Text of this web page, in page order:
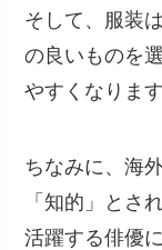
そして、服装
の良いものを
やすくなります
ちなみに、海
「知的」とさ
活躍する俳優